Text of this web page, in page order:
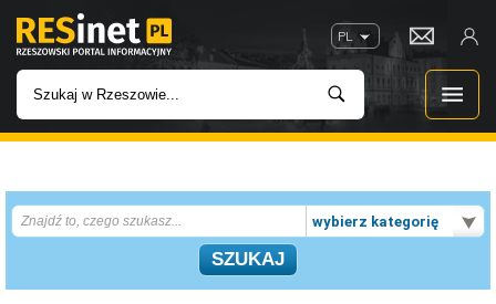
PL
INWESTYCJE
IMPREZY
wybierz kategorię